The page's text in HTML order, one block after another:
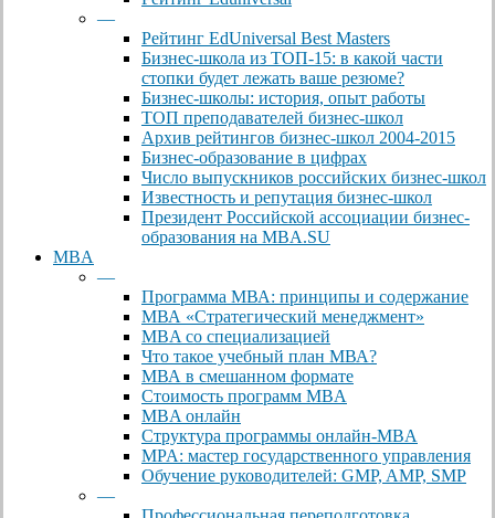
—
Рейтинг EdUniversal Best Masters
Бизнес-школа из ТОП-15: в какой части
стопки будет лежать ваше резюме?
Бизнес-школы: история, опыт работы
ТОП преподавателей бизнес-школ
Архив рейтингов бизнес-школ 2004-2015
Бизнес-образование в цифрах
Число выпускников российских бизнес-школ
Известность и репутация бизнес-школ
Президент Российской ассоциации бизнес-
образования на MBA.SU
MBA
—
Программа МВА: принципы и содержание
МВА «Cтратегический менеджмент»
MBA со специализацией
Что такое учебный план МВА?
МВА в смешанном формате
Стоимость программ MBA
MBA онлайн
Cтруктура программы онлайн-MBA
MPA: мастер государственного управления
Обучение руководителей: GMP, AMP, SMP
—